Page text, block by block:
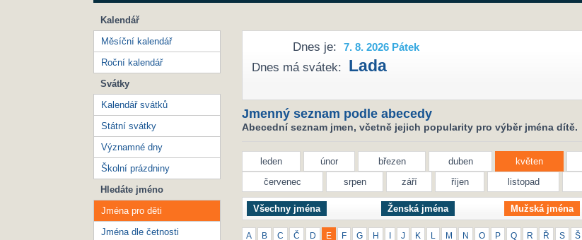
Dnes je: 7. 8. 2026 Pátek
Dnes má svátek: Lada
Jmenný seznam podle abecedy
Abecední seznam jmen, včetně jejich popularity pro výběr jména dítě.
leden únor březen duben květen
červenec
srpen září říjen listopad
Všechny jména Ženská jména Mužská jména
A B C Č D E F G H J K M N O P Q R Ř S Š
Kalendář
Měsíční kalendář
Roční kalendář
Svátky
Kalendář svátků
Státní svátky
Významné dny
Školní prázdniny
Hledáte jméno
Jména pro děti
Jména dle četnosti